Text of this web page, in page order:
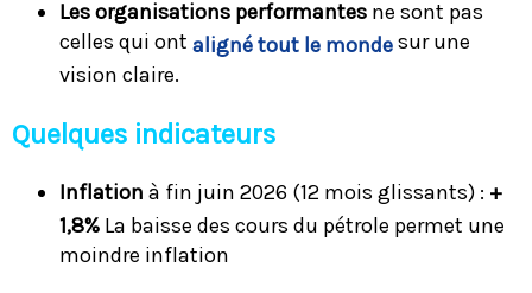
Les organisations performantes ne sont pas
celles qui ont aligné tout le mondesur une
vision claire.
Quelques indicateurs
Inflation à fin juin 2026 (12 mois glissants) : +
1,8% La baisse des cours du pétrole permet une
moindre inflation